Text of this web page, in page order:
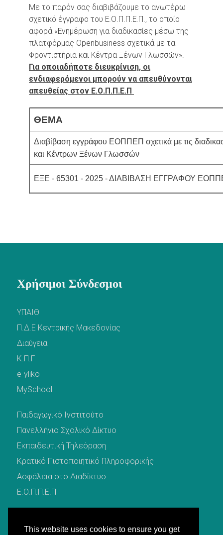
This website uses cookies to ensure you get
Με το παρόν σας διαβιβάζουμε το ανωτέρω
σχετικό έγγραφο του Ε.Ο.Π.Π.Ε.Π., το οποίο
αφορά «Ενημέρωση για διαδικασίες μέσω της
πλατφόρμας Οpenbusiness σχετικά με τα
Φροντιστήρια και Κέντρα Ξένων Γλωσσών».
Για οποιαδήποτε διευκρίνιση, οι
ενδιαφερόμενοι μπορούν να απευθύνονται
απευθείας στον Ε.Ο.Π.Π.Ε.Π
ΘΕΜΑ
Διαβίβαση εγγράφου ΕΟΠΠΕΠ σχετικά με τις
και Κέντρων Ξένων Γλωσσών
ΕΞΕ - 65301 - 2025 - ΔΙΑΒΙΒΑΣΗ ΕΓΓΡΑΦΟΥ
Χρήσιμοι Σύνδεσμοι
ΥΠΑΙΘ
Π.Δ.Ε Κεντρικής Μακεδονίας
Διαύγεια
Κ.Π.Γ
e-yliko
MySchool
Παιδαγωγικό Ινστιτούτο
Πανελλήνιο Σχολικό Δίκτυο
Εκπαιδευτική Τηλεόραση
Κρατικό Πιστοποιητικό Πληροφορικής
Ασφάλεια στο Διαδίκτυο
Ε.Ο.Π.Π.Ε.Π